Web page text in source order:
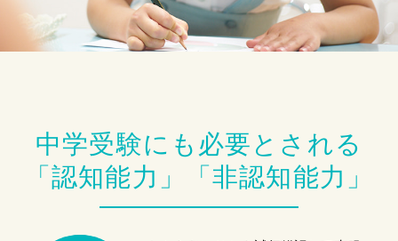
中学受験にも必要とされる
「認知能力」「非認知能力」